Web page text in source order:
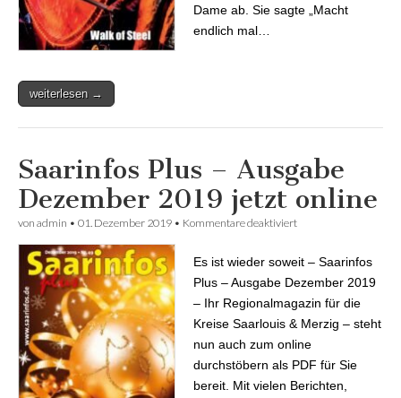
Dame ab. Sie sagte „Macht
endlich mal…
weiterlesen →
Saarinfos Plus – Ausgabe
Dezember 2019 jetzt online
von admin • 01. Dezember 2019 • Kommentare deaktiviert
Es ist wieder soweit – Saarinfos
Plus – Ausgabe Dezember 2019
– Ihr Regionalmagazin für die
Kreise Saarlouis & Merzig – steht
nun auch zum online
durchstöbern als PDF für Sie
bereit. Mit vielen Berichten,